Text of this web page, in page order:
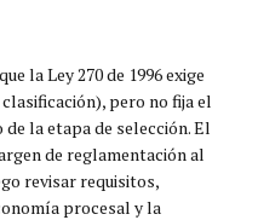
la Ley 270 de 1996 exige
pero no fija el
la etapa de selección. El
de reglamentación al
revisar requisitos,
procesal y la